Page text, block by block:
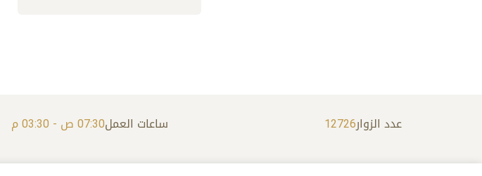
عدد الزوار12726 ساعات العمل07:30 ص - 03:30 م